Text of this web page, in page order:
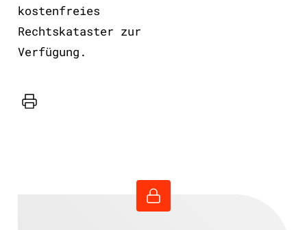
kostenfreies
Rechtskataster zur
Verfügung.
Drucker